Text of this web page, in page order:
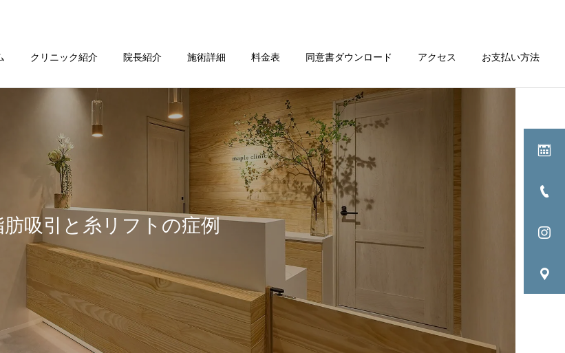
クリニック紹介 院長紹介 施術詳細 料金表 同意書ダウンロード アクセス お支払い方法
肪吸引と糸リフトの症例